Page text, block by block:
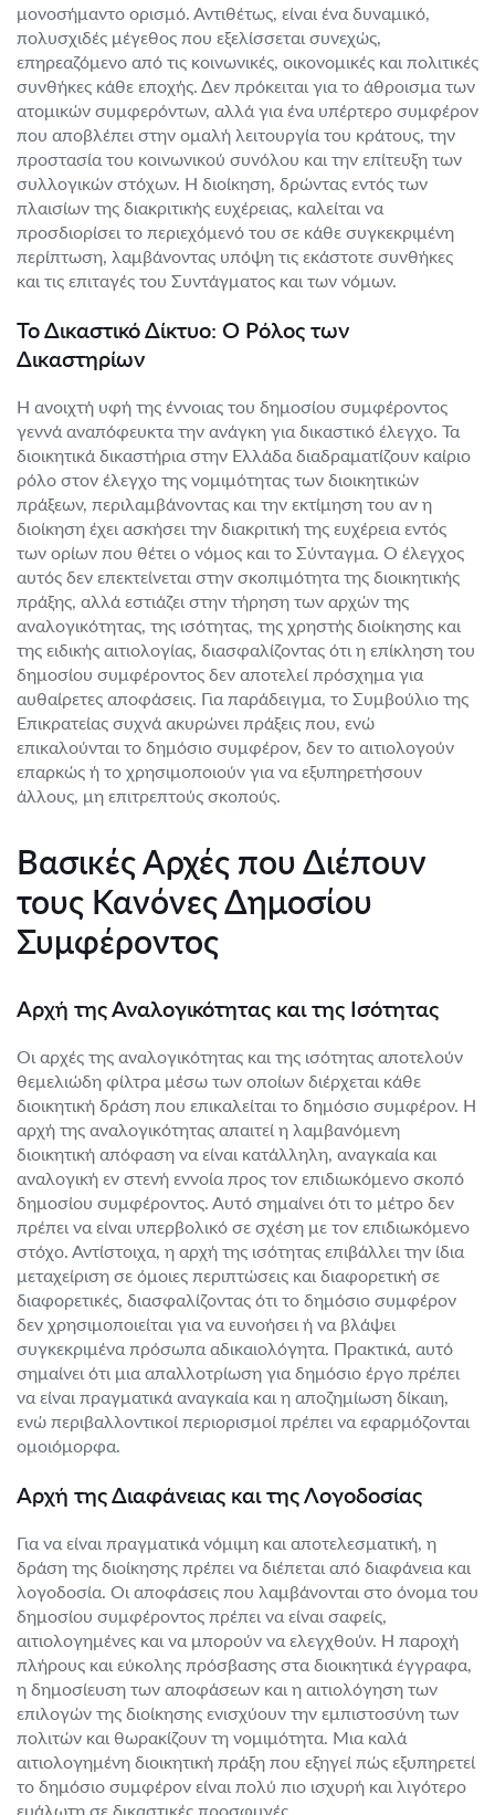
μονοσήμαντο ορισμό. Αντιθέτως, είναι ένα δυναμικό,
πολυσχιδές μέγεθος που εξελίσσεται συνεχώς,
επηρεαζόμενο από τις κοινωνικές, οικονομικές και πολιτικές
συνθήκες κάθε εποχής. Δεν πρόκειται για το άθροισμα των
ατομικών συμφερόντων, αλλά για ένα υπέρτερο συμφέρον
που αποβλέπει στην ομαλή λειτουργία του κράτους, την
προστασία του κοινωνικού συνόλου και την επίτευξη των
συλλογικών στόχων. Η διοίκηση, δρώντας εντός των
πλαισίων της διακριτικής ευχέρειας, καλείται να
προσδιορίσει το περιεχόμενό του σε κάθε συγκεκριμένη
περίπτωση, λαμβάνοντας υπόψη τις εκάστοτε συνθήκες
και τις επιταγές του Συντάγματος και των νόμων.
Το Δικαστικό Δίκτυο: Ο Ρόλος των
Δικαστηρίων
Η ανοιχτή υφή της έννοιας του δημοσίου συμφέροντος
γεννά αναπόφευκτα την ανάγκη για δικαστικό έλεγχο. Τα
διοικητικά δικαστήρια στην Ελλάδα διαδραματίζουν καίριο
ρόλο στον έλεγχο της νομιμότητας των διοικητικών
πράξεων, περιλαμβάνοντας και την εκτίμηση του αν η
διοίκηση έχει ασκήσει την διακριτική της ευχέρεια εντός
των ορίων που θέτει ο νόμος και το Σύνταγμα. Ο έλεγχος
αυτός δεν επεκτείνεται στην σκοπιμότητα της διοικητικής
πράξης, αλλά εστιάζει στην τήρηση των αρχών της
αναλογικότητας, της ισότητας, της χρηστής διοίκησης και
της ειδικής αιτιολογίας, διασφαλίζοντας ότι η επίκληση του
δημοσίου συμφέροντος δεν αποτελεί πρόσχημα για
αυθαίρετες αποφάσεις. Για παράδειγμα, το Συμβούλιο της
Επικρατείας συχνά ακυρώνει πράξεις που, ενώ
επικαλούνται το δημόσιο συμφέρον, δεν το αιτιολογούν
επαρκώς ή το χρησιμοποιούν για να εξυπηρετήσουν
άλλους, μη επιτρεπτούς σκοπούς.
Βασικές Αρχές που Διέπουν
τους Κανόνες Δημοσίου
Συμφέροντος
Αρχή της Αναλογικότητας και της Ισότητας
Οι αρχές της αναλογικότητας και της ισότητας αποτελούν
θεμελιώδη φίλτρα μέσω των οποίων διέρχεται κάθε
διοικητική δράση που επικαλείται το δημόσιο συμφέρον. Η
αρχή της αναλογικότητας απαιτεί η λαμβανόμενη
διοικητική απόφαση να είναι κατάλληλη, αναγκαία και
αναλογική εν στενή εννοία προς τον επιδιωκόμενο σκοπό
δημοσίου συμφέροντος. Αυτό σημαίνει ότι το μέτρο δεν
πρέπει να είναι υπερβολικό σε σχέση με τον επιδιωκόμενο
στόχο. Αντίστοιχα, η αρχή της ισότητας επιβάλλει την ίδια
μεταχείριση σε όμοιες περιπτώσεις και διαφορετική σε
διαφορετικές, διασφαλίζοντας ότι το δημόσιο συμφέρον
δεν χρησιμοποιείται για να ευνοήσει ή να βλάψει
συγκεκριμένα πρόσωπα αδικαιολόγητα. Πρακτικά, αυτό
σημαίνει ότι μια απαλλοτρίωση για δημόσιο έργο πρέπει
να είναι πραγματικά αναγκαία και η αποζημίωση δίκαιη,
ενώ περιβαλλοντικοί περιορισμοί πρέπει να εφαρμόζονται
ομοιόμορφα.
Αρχή της Διαφάνειας και της Λογοδοσίας
Για να είναι πραγματικά νόμιμη και αποτελεσματική, η
δράση της διοίκησης πρέπει να διέπεται από διαφάνεια και
λογοδοσία. Οι αποφάσεις που λαμβάνονται στο όνομα του
δημοσίου συμφέροντος πρέπει να είναι σαφείς,
αιτιολογημένες και να μπορούν να ελεγχθούν. Η παροχή
πλήρους και εύκολης πρόσβασης στα διοικητικά έγγραφα,
η δημοσίευση των αποφάσεων και η αιτιολόγηση των
επιλογών της διοίκησης ενισχύουν την εμπιστοσύνη των
πολιτών και θωρακίζουν τη νομιμότητα. Μια καλά
αιτιολογημένη διοικητική πράξη που εξηγεί πώς εξυπηρετεί
το δημόσιο συμφέρον είναι πολύ πιο ισχυρή και λιγότερο
ευάλωτη σε δικαστικές προσφυγές.